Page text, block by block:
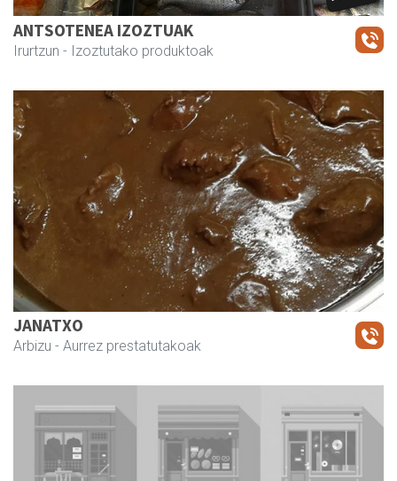
ANTSOTENEA IZOZTUAK
Irurtzun - Izoztutako produktoak
JANATXO
Arbizu - Aurrez prestatutakoak